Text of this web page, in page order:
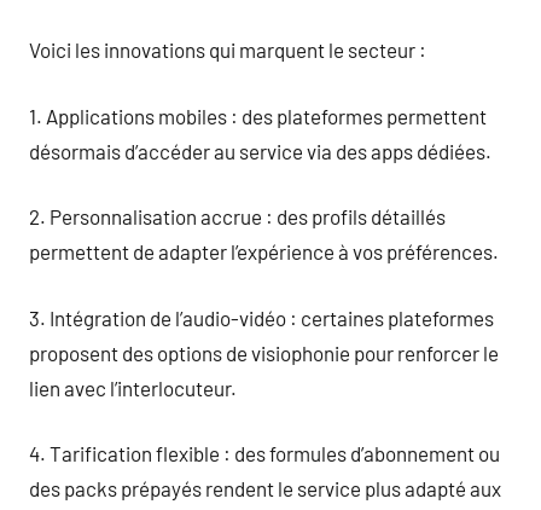
Voici les innovations qui marquent le secteur :
1. Applications mobiles : des plateformes permettent
désormais d’accéder au service via des apps dédiées.
2. Personnalisation accrue : des profils détaillés
permettent de adapter l’expérience à vos préférences.
3. Intégration de l’audio-vidéo : certaines plateformes
proposent des options de visiophonie pour renforcer le
lien avec l’interlocuteur.
4. Tarification flexible : des formules d’abonnement ou
des packs prépayés rendent le service plus adapté aux